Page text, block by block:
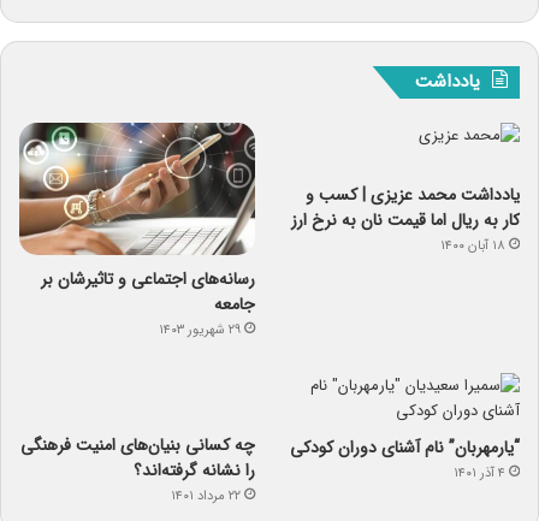
یادداشت
یادداشت‌ محمد عزیزی | کسب و
کار به ریال اما قیمت نان به نرخ ارز
۱۸ آبان ۱۴۰۰
رسانه‌های اجتماعی و تاثیرشان بر
جامعه
۲۹ شهریور ۱۴۰۳
“یارمهربان” نام آشنای دوران کودکی
۴ آذر ۱۴۰۱
چه کسانی بنیان‌های امنیت فرهنگی
را نشانه گرفته‌اند؟
۲۲ مرداد ۱۴۰۱